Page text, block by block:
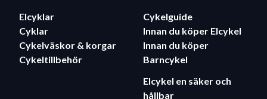
Elcyklar
Cyklar
Cykelväskor & korgar
Cykeltillbehör
Cykelguide
Innan du köper Elcykel
Innan du köper
Barncykel
Elcykel en säker och
hållbar